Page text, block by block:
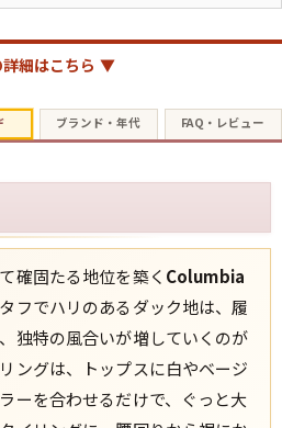
チャンネル
詳細はこちら ▼
ブランド・年代 FAQ・レビュー
確固たる地位を築く Columbia
フでハリのあるダック地は、履
独特の風合いが増していくのが
ングは、トップスに白やベージ
ーを合わせるだけで、ぐっと大